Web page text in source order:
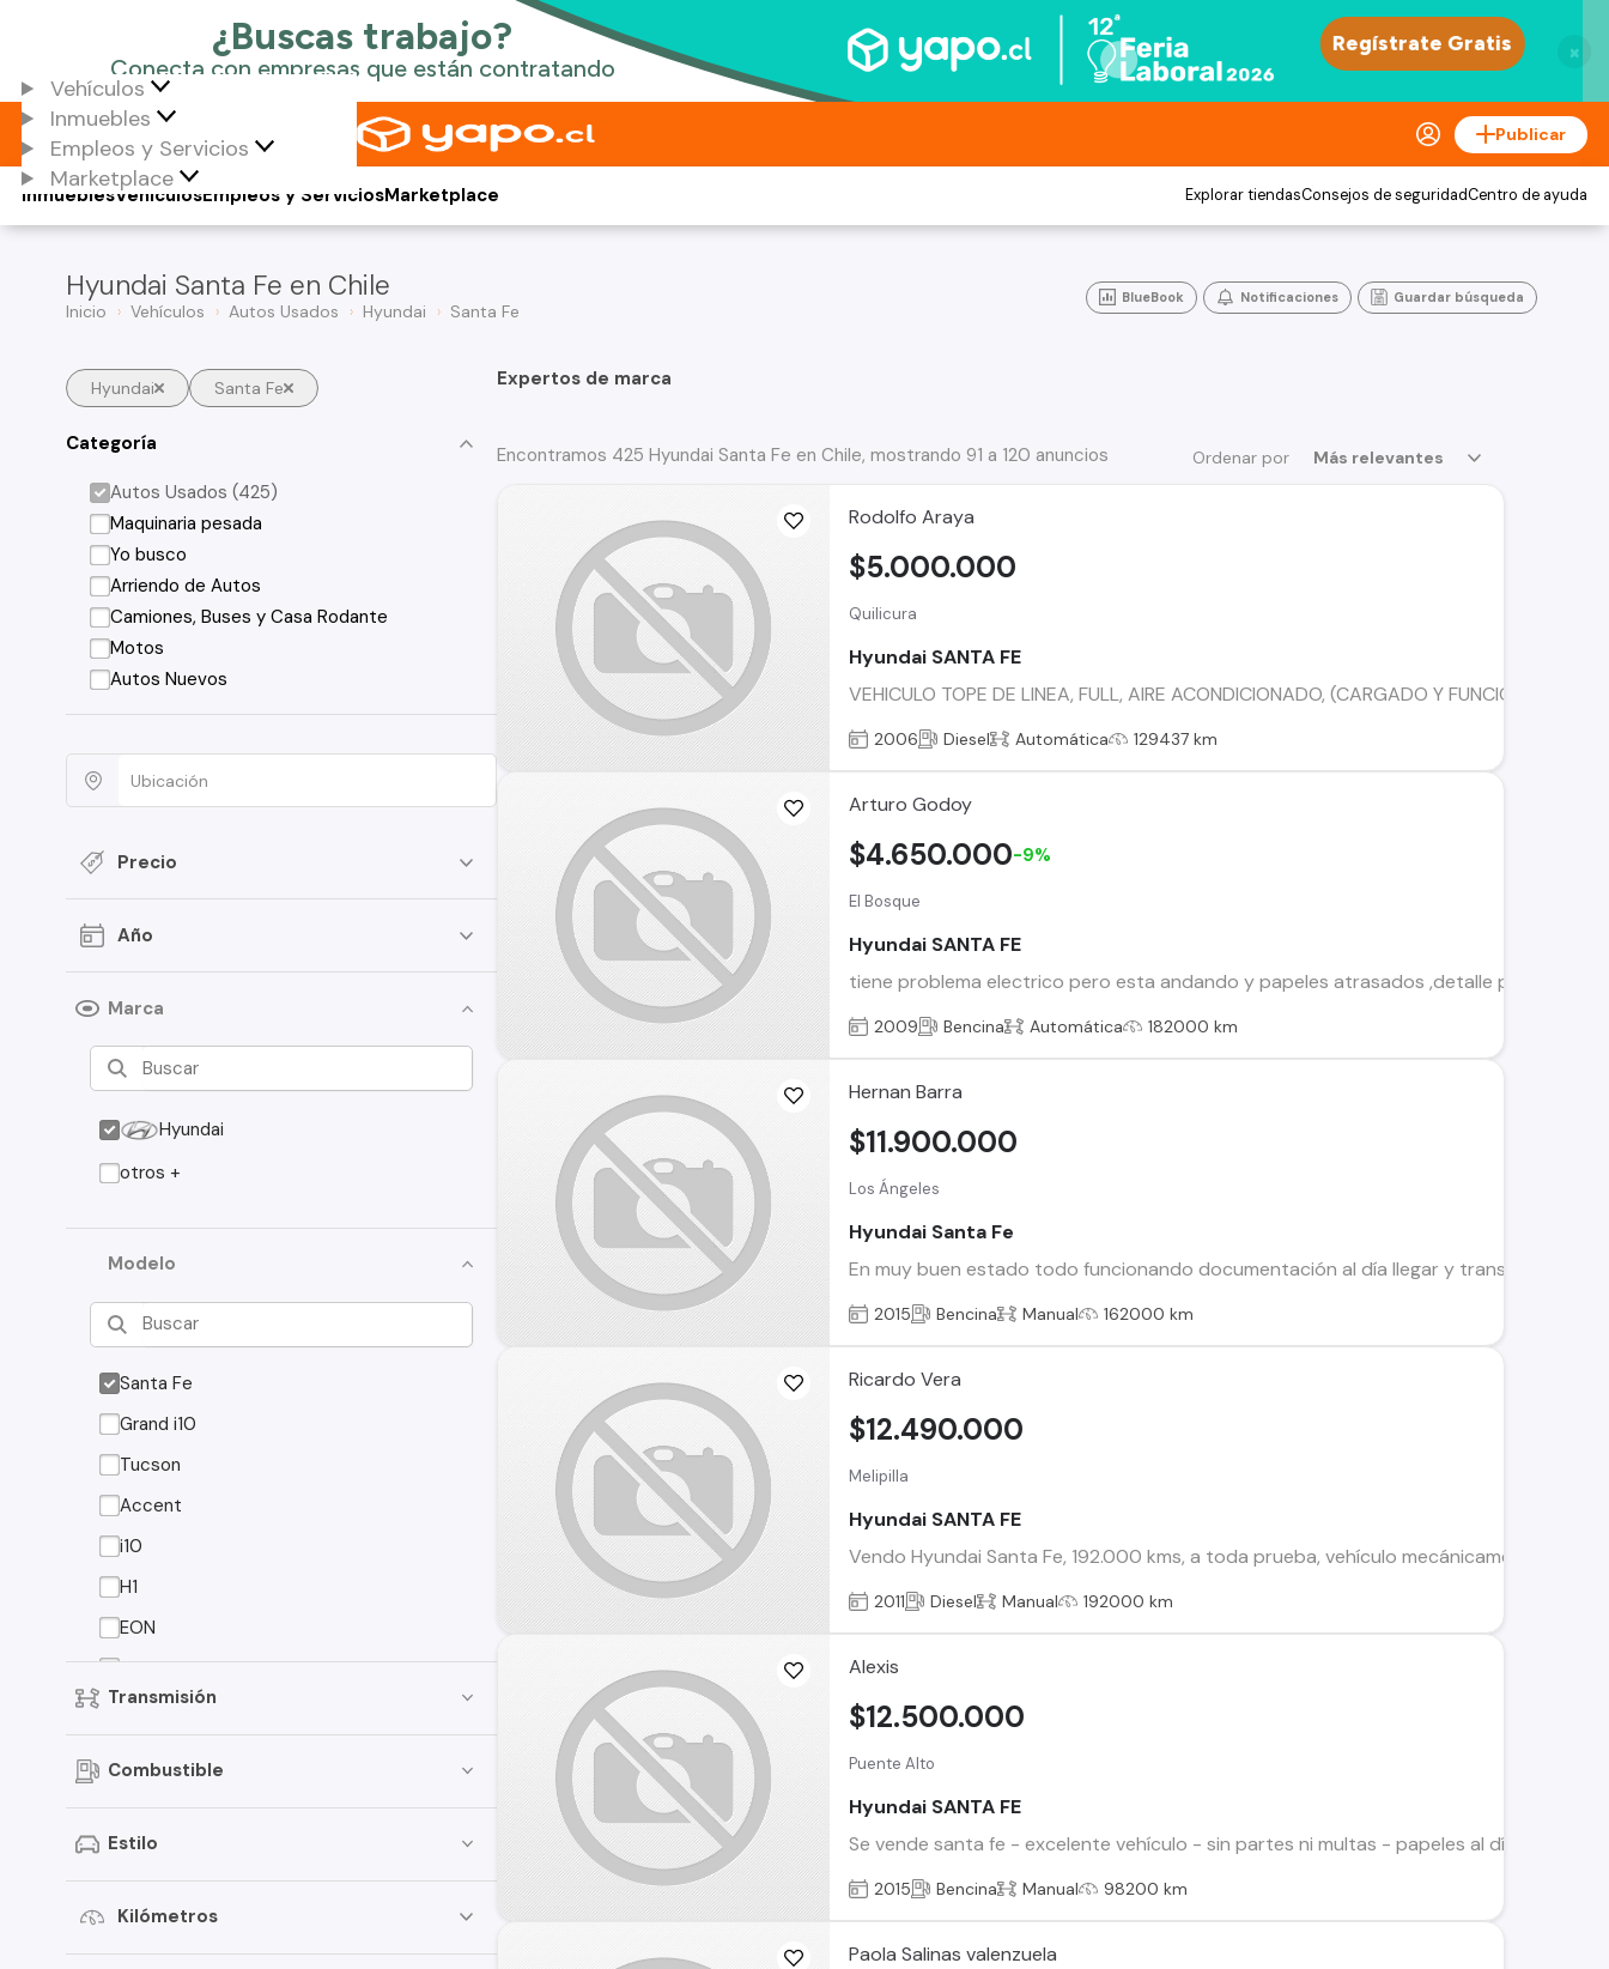
×
Vehículos
Inmuebles
Empleos y Servicios
Marketplace
Publicar
Vehículos
Inmuebles Empleos y ServiciosMarketplace Explorar tiendasConsejos de seguridadCentro de ayuda
Hyundai Santa Fe en Chile
Inicio Vehículos Autos Usados Hyundai Santa Fe
BlueBook Notificaciones Guardar búsqueda
Hyundai Santa Fe
Categoría
Autos Usados (425)
Maquinaria pesada
Yo busco
Arriendo de Autos
Camiones, Buses y Casa Rodante
Motos
Autos Nuevos
Precio
Año
Marca
Hyundai
otros +
Modelo
Santa Fe
Grand i10
Tucson
Accent
i10
H1
EON
Elantra
Creta
i20
Verna
Venue
Transmisión
Combustible
Estilo
Kilómetros
Expertos de marca
Ordenar por Más relevantes
Encontramos 425 Hyundai Santa Fe en Chile, mostrando 91 a 120 anuncios
Rodolfo Araya
Quilicura
Hyundai SANTA FE
VEHICULO TOPE DE LINEA, FULL, AIRE ACONDICIONADO, (CARGADO Y FUNCIONANDO
$5.000.000
2006 Diesel Automática 129437 km
Arturo Godoy
El Bosque
Hyundai SANTA FE
tiene problema electrico pero esta andando y papeles atrasados ,detalle pintura.
$4.650.000-9%
2009 Bencina Automática 182000 km
Hernan Barra
Los Ángeles
Hyundai Santa Fe
En muy buen estado todo funcionando documentación al día llegar y transferir
$11.900.000
2015 Bencina Manual 162000 km
Ricardo Vera
Melipilla
Hyundai SANTA FE
Vendo Hyundai Santa Fe, 192.000 kms, a toda prueba, vehículo mecánicamente
$12.490.000
2011 Diesel Manual 192000 km
Alexis
Puente Alto
Hyundai SANTA FE
Se vende santa fe - excelente vehículo - sin partes ni multas - papeles al días -
$12.500.000
2015 Bencina Manual 98200 km
Paola Salinas valenzuela